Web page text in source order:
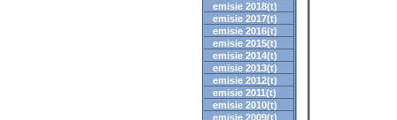
emisie 2018(t)
emisie 2017(t)
emisie 2016(t)
emisie 2015(t)
emisie 2014(t)
emisie 2013(t)
emisie 2012(t)
emisie 2011(t)
emisie 2010(t)
emisie 2009(t)